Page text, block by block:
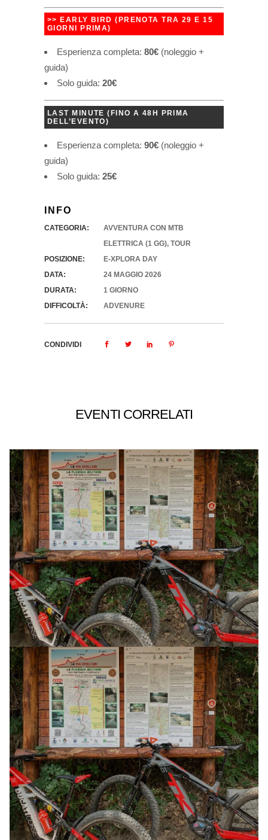
>> EARLY BIRD( PRENOTA TRA 29 E 15
GIORNI PRIMA)
Esperienza completa: 80€ (noleggio +
guida)
Solo guida: 20€
LAST MINUTE(FINO A 48H PRIMA
DELL’EVENTO)
Esperienza completa: 90€ (noleggio +
guida)
Solo guida: 25€
INFO
CATEGORIA:
AVVENTURA CON MTB
ELETTRICA (1 GG), TOUR
POSIZIONE:
E-XPLORA DAY
DATA:
24 MAGGIO 2026
DURATA:
1 GIORNO
DIFFICOLTÀ:
ADVENURE
CONDIVIDI
EVENTI CORRELATI
AVVENTURA CON MTB ELETTRICA (3 GG) E-XPLORA TRAIL
TOUR
LA VIA DEGLI DEI
28 AGOSTO 2026
AVVENTURA CON MTB ELETTRICA (3 GG) E-XPLORA TRAIL
TOUR
LA VIA DEGLI DEI
24 LUGLIO 2026